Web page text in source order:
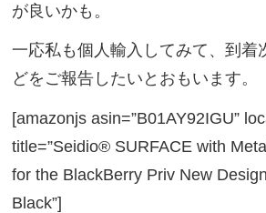
が良いかも。
一応私も個人輸入してみて、到着
どをご報告したいとおもいます。
[amazonjs asin=”B01AY92IGU”
title=”Seidio® SURFACE with
for the BlackBerry Priv New
Black”]